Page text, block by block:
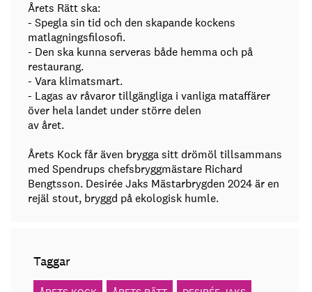
Årets Rätt ska:
- Spegla sin tid och den skapande kockens
matlagningsfilosofi.
- Den ska kunna serveras både hemma och på
restaurang.
- Vara klimatsmart.
- Lagas av råvaror tillgängliga i vanliga mataffärer
över hela landet under större delen
av året.
Årets Kock får även brygga sitt drömöl tillsammans
med Spendrups chefsbryggmästare Richard
Bengtsson. Desirée Jaks Mästarbrygden 2024 är en
rejäl stout, bryggd på ekologisk humle.
Taggar